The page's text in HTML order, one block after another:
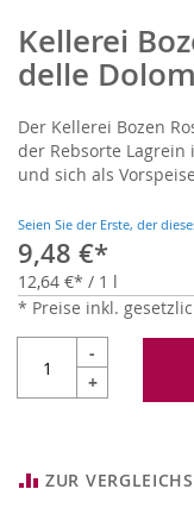
Kellerei
delle
Der Kellerei Bozen
der Rebsorte Lagrein
und sich als
Seien Sie der Erste, der
9,48 €
12,64 € / 1 l
* Preise inkl.
-
+
ZUR
Zum
Anfang
der
springen